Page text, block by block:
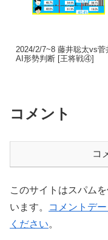
2024/2/7~8 藤井聡太vs菅
AI形勢判断 [王将戦④]
コメント
コ
このサイトはスパム
います。
コメントデ
ください。